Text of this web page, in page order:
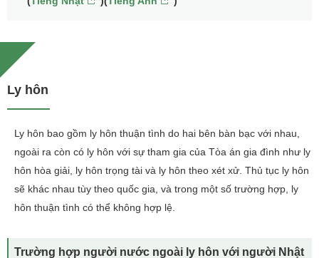
Ly hôn
Ly hôn bao gồm ly hôn thuận tình do hai bên bàn bạc với nhau,
ngoài ra còn có ly hôn với sự tham gia của Tòa án gia đình như ly
hôn hòa giải, ly hôn trọng tài và ly hôn theo xét xử. Thủ tục ly hôn
sẽ khác nhau tùy theo quốc gia, và trong một số trường hợp, ly
hôn thuận tình có thể không hợp lệ.
Trường hợp người nước ngoài ly hôn với người Nhật